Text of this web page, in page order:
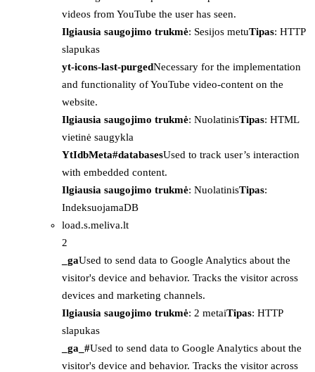
videos from YouTube the user has seen.
Ilgiausia saugojimo trukmė: Sesijos metuTipas: HTTP
slapukas
yt-icons-last-purgedNecessary for the implementation
and functionality of YouTube video-content on the
website.
Ilgiausia saugojimo trukmė: NuolatinisTipas: HTML
vietinė saugykla
YtIdbMeta#databasesUsed to track user’s interaction
with embedded content.
Ilgiausia saugojimo trukmė: NuolatinisTipas:
IndeksuojamaDB
load.s.meliva.lt
2
_gaUsed to send data to Google Analytics about the
visitor's device and behavior. Tracks the visitor across
devices and marketing channels.
Ilgiausia saugojimo trukmė: 2 metaiTipas: HTTP
slapukas
_ga_#Used to send data to Google Analytics about the
visitor's device and behavior. Tracks the visitor across